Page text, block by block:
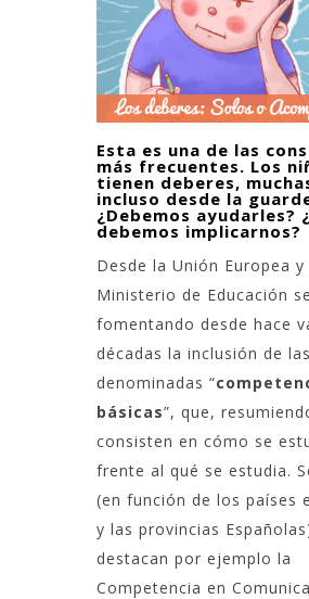
Esta es una de las
más frecuentes. Los
tienen deberes,
incluso desde la
¿Debemos ayudarles?
debemos implicarnos?
Desde la Unión Europea y
Ministerio de Educación
fomentando desde hace
décadas la inclusión de las
denominadas “
básicas”, que,
consisten en cómo se
frente al qué se estudia.
(en función de los países
y las provincias
destacan por ejemplo la
Competencia en